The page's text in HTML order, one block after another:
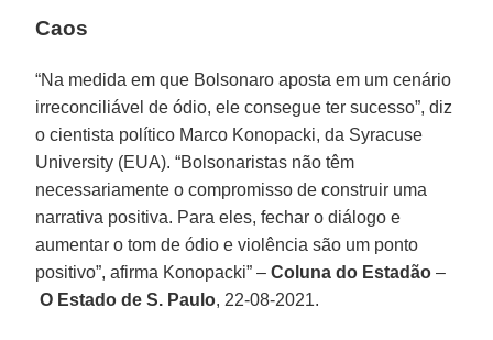
Caos
“Na medida em que Bolsonaro aposta em um cenário
irreconciliável de ódio, ele consegue ter sucesso”, diz
o cientista político Marco Konopacki, da Syracuse
University (EUA). “Bolsonaristas não têm
necessariamente o compromisso de construir uma
narrativa positiva. Para eles, fechar o diálogo e
aumentar o tom de ódio e violência são um ponto
positivo”, afirma Konopacki” –Coluna do Estadão –
O Estado de S. Paulo, 22-08-2021.